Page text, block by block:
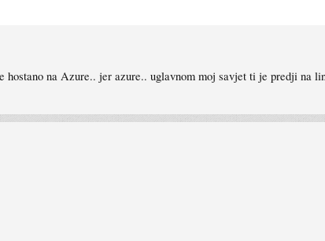
na Azure.. jer azure.. uglavnom moj savjet ti je predji na